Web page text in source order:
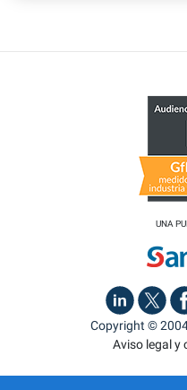
UNA
Copyright ©
Aviso legal y